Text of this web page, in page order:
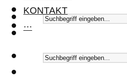
KONTAKT
···